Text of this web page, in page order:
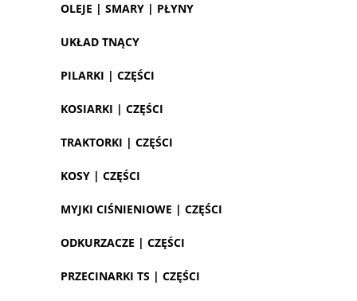
OLEJE | SMARY | PŁYNY
UKŁAD TNĄCY
PILARKI | CZĘŚCI
KOSIARKI | CZĘŚCI
TRAKTORKI | CZĘŚCI
KOSY | CZĘŚCI
MYJKI CIŚNIENIOWE | CZĘŚCI
ODKURZACZE | CZĘŚCI
PRZECINARKI TS | CZĘŚCI